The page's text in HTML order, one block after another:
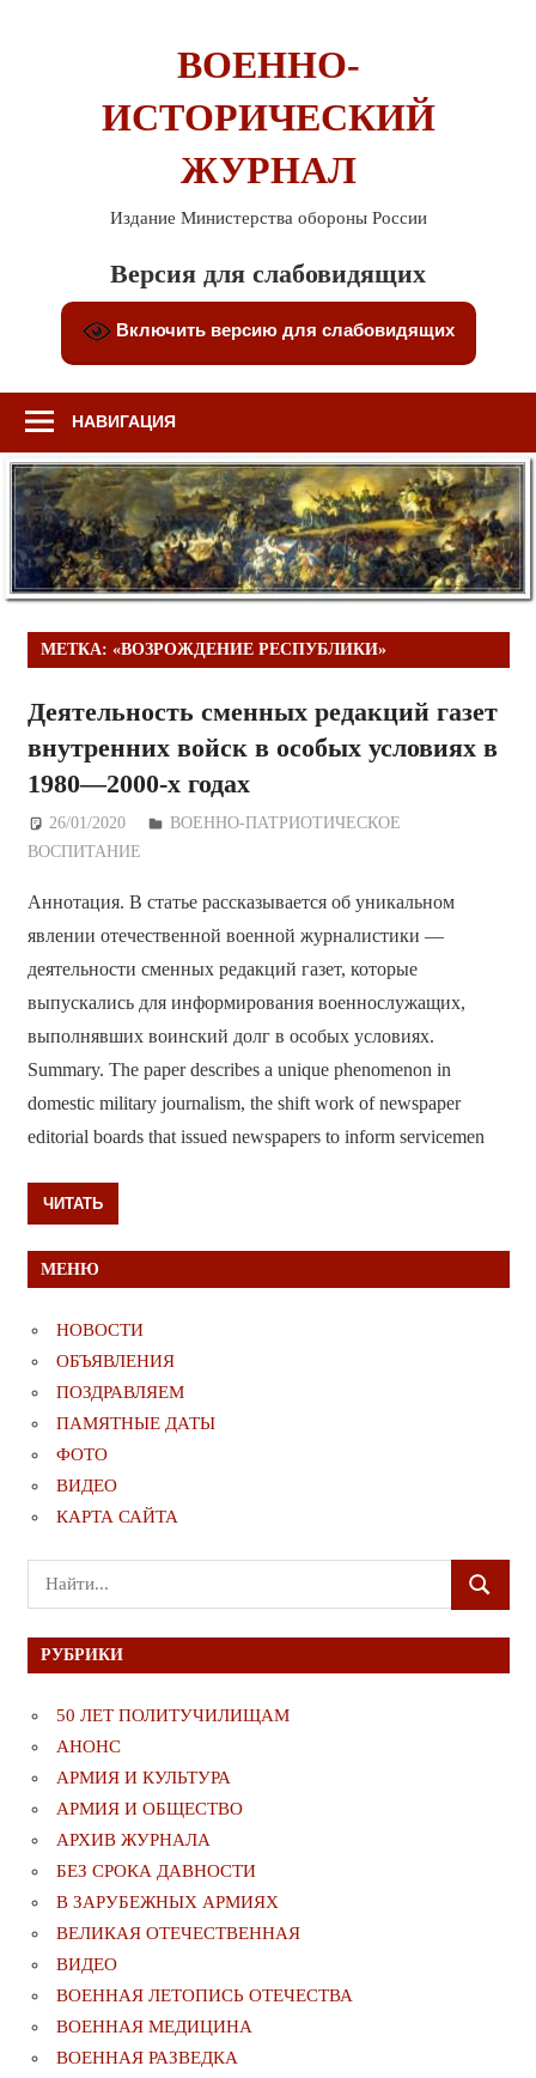
ВОЕННО-
ИСТОРИЧЕСКИЙ
ЖУРНАЛ
Издание Министерства обороны России
Версия для слабовидящих
Включить версию для слабовидящих
НАВИГАЦИЯ
МЕТКА: «ВОЗРОЖДЕНИЕ РЕСПУБЛИКИ»
Деятельность сменных редакций газет
внутренних войск в особых условиях в
1980—2000-х годах
26/01/2020 Дежурный по Редакции
ВОЕННО-ПАТРИОТИЧЕСКОЕ
ВОСПИТАНИЕ
Аннотация. В статье рассказывается об уникальном
явлении отечественной военной журналистики —
деятельности сменных редакций газет, которые
выпускались для информирования военнослужащих,
выполнявших воинский долг в особых условиях.
Summary. The paper describes a unique phenomenon in
domestic military journalism, the shift work of newspaper
editorial boards that issued newspapers to inform servicemen
ЧИТАТЬ
МЕНЮ
НОВОСТИ
ОБЪЯВЛЕНИЯ
ПОЗДРАВЛЯЕМ
ПАМЯТНЫЕ ДАТЫ
ФОТО
ВИДЕО
КАРТА САЙТА
Поиск
для:
ПОИСК
РУБРИКИ
50 ЛЕТ ПОЛИТУЧИЛИЩАМ
АНОНС
АРМИЯ И КУЛЬТУРА
АРМИЯ И ОБЩЕСТВО
АРХИВ ЖУРНАЛА
БЕЗ СРОКА ДАВНОСТИ
В ЗАРУБЕЖНЫХ АРМИЯХ
ВЕЛИКАЯ ОТЕЧЕСТВЕННАЯ
ВИДЕО
ВОЕННАЯ ЛЕТОПИСЬ ОТЕЧЕСТВА
ВОЕННАЯ МЕДИЦИНА
ВОЕННАЯ РАЗВЕДКА